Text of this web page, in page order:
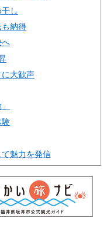
し
納得
へ
大歓声
験
魅力を発信